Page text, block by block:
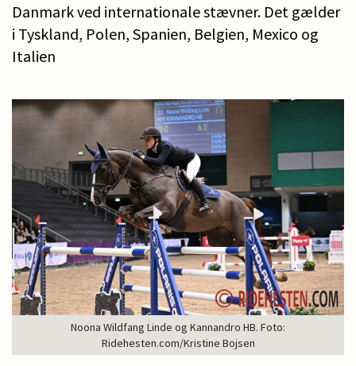
Danmark ved internationale stævner. Det gælder
i Tyskland, Polen, Spanien, Belgien, Mexico og
Italien
Noona Wildfang Linde og Kannandro HB. Foto:
Ridehesten.com/Kristine Bojsen